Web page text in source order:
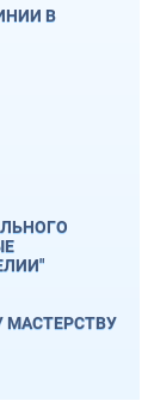
В